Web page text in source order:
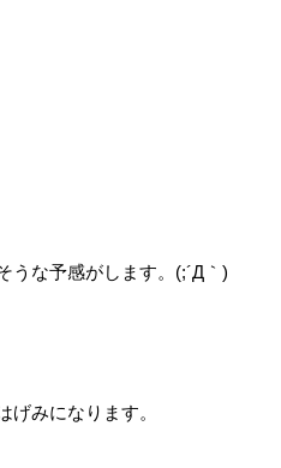
うな予感がします。(;´Д｀)
げみになります。